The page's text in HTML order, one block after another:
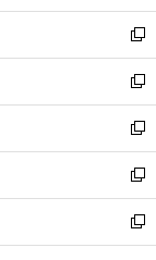
開
く
ウ
で
開
く
ン
ド
ウ
で
開
く
新
し
い
ウ
ィ
ン
ド
ウ
で
開
新
し
い
ウ
ィ
ン
ド
ウ
新
し
い
ウ
ィ
ン
新
し
い
ウ
新
し